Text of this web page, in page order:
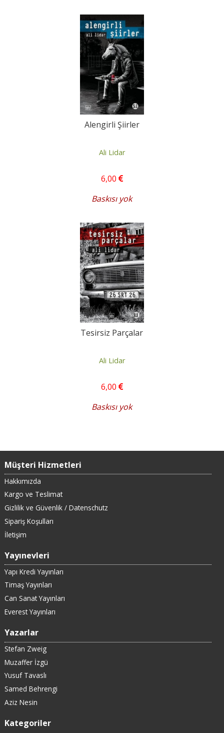
Alengirli Şiirler
Ali Lidar
6,00
Baskısı yok
Tesirsiz Parçalar
Ali Lidar
6,00
Baskısı yok
Müşteri Hizmetleri
Hakkımızda
Kargo ve Teslimat
Gizlilik ve Güvenlik / Datenschutz
Sipariş Koşulları
İletişim
Yayınevleri
Yapı Kredi Yayınları
Timaş Yayınları
Can Sanat Yayınları
Everest Yayınları
Yazarlar
Stefan Zweig
Muzaffer İzgü
Yusuf Tavaslı
Samed Behrengi
Aziz Nesin
Kategoriler